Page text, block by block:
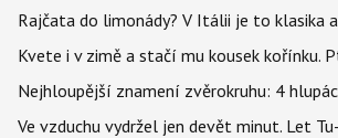
Rajčata do limonády? V Itálii je to klasika
Kvete i v zimě a stačí mu kousek kořínku.
Nejhloupější znamení zvěrokruhu: 4
Ve vzduchu vydržel jen devět minut. Let